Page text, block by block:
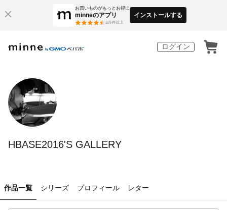
お買いものがもっとお得に
minneのアプリ
3万件以上
インストールする
ログイン
HBASE2016'S GALLERY
作品一覧 シリーズ プロフィール レター